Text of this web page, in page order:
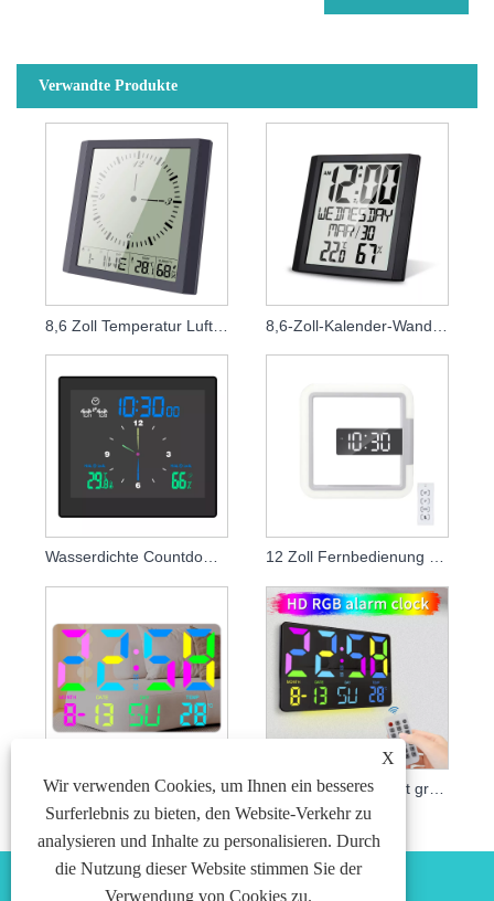
Verwandte Produkte
8,6 Zoll Temperatur Luftfeuchtigkeit Woche analoge Wanduhr
Wasserdichte Countdown-Badezimmeruhr 12 Zoll Fernbedienung LED RGB dekorative Nachtlicht-Wanduhr
11,2-Zoll-LED-Wanduhr mit ferngesteuertem RGB-Display und Nachtlicht
X
Wir verwenden Cookies, um Ihnen ein besseres
Surferlebnis zu bieten, den Website-Verkehr zu
analysieren und Inhalte zu personalisieren. Durch
die Nutzung dieser Website stimmen Sie der
Verwendung von Cookies zu.